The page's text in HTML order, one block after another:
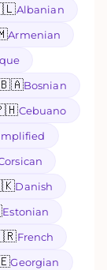
Albanian
Armenian
Bosnian
Cebuano
Danish
Estonian
French
Georgian